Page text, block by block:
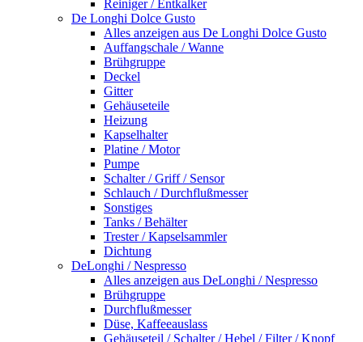
Reiniger / Entkalker
De Longhi Dolce Gusto
Alles anzeigen aus De Longhi Dolce Gusto
Auffangschale / Wanne
Brühgruppe
Deckel
Gitter
Gehäuseteile
Heizung
Kapselhalter
Platine / Motor
Pumpe
Schalter / Griff / Sensor
Schlauch / Durchflußmesser
Sonstiges
Tanks / Behälter
Trester / Kapselsammler
Dichtung
DeLonghi / Nespresso
Alles anzeigen aus DeLonghi / Nespresso
Brühgruppe
Durchflußmesser
Düse, Kaffeeauslass
Gehäuseteil / Schalter / Hebel / Filter / Knopf